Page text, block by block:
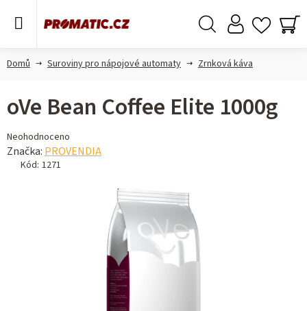
Domů Suroviny pro nápojové automaty Zrnková káva
oVe Bean Coffee Elite 1000g
Průměrné
hodnocení
produktu
Neohodnoceno
Značka: PROVENDIA
Kód: 1271